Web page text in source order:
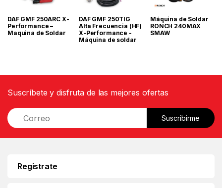
DAF GMF 250ARC X-
Performance –
Maquina de Soldar
DAF GMF 250TIG
Alta Frecuencia (HF)
X-Performance -
Máquina de soldar
Máquina de Soldar
RONCH 240MAX
SMAW
Suscríbete y disfruta de las mejores ofertas
E
m
Suscribirme
Registrate